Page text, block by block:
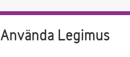
Använda Legimus